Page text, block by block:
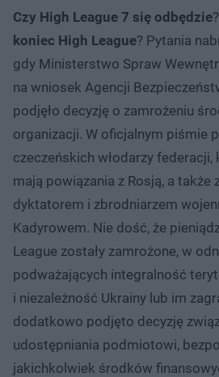
Czy High League 7 się odbędzie
koniec High League? Pytania
gdy Ministerstwo Spraw
na wniosek Agencji
podjęło decyzję o zamrożeniu
organizacji. W oficjalnym piśmie
czeczeńskich włodarzy federacji,
mają powiązania z Rosją, a także
dyktatorem i zbrodniarzem
Kadyrowem. Nie dość, że
League zostały zamrożone, w
podważających integralność
i niezależność Ukrainy lub im
dodatkowo podjęto decyzję
udostępniania podmiotowi,
jakichkolwiek środków